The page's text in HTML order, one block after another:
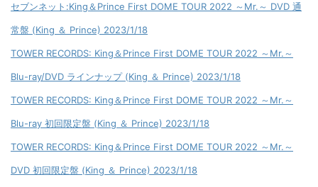
セブンネット:King＆Prince First DOME TOUR 2022 ～Mr.～ DVD 通
常盤 (King ＆ Prince) 2023/1/18
TOWER RECORDS: King＆Prince First DOME TOUR 2022 ～Mr.～
Blu-ray/DVD ラインナップ (King ＆ Prince) 2023/1/18
TOWER RECORDS: King＆Prince First DOME TOUR 2022 ～Mr.～
Blu-ray 初回限定盤 (King ＆ Prince) 2023/1/18
TOWER RECORDS: King＆Prince First DOME TOUR 2022 ～Mr.～
DVD 初回限定盤 (King ＆ Prince) 2023/1/18